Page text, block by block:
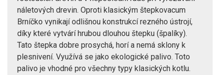
náletových drevin. Oproti klasickým štepkovacum
Brníčko vynikají odlišnou konstrukcí rezného ústrojí,
díky které vytvárí hrubou dlouhou štepku (špalíky).
Tato štepka dobre prosychá, horí a nemá sklony k
plesnivení. Využívá se jako ekologické palivo. Toto
palivo je vhodné pro všechny typy klasických kotlu.